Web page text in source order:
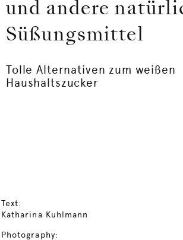
und andere
Süßungsmittel
Tolle Alternativen zum weißen
Haushaltszucker
Text:
Katharina Kuhlmann
Photography: